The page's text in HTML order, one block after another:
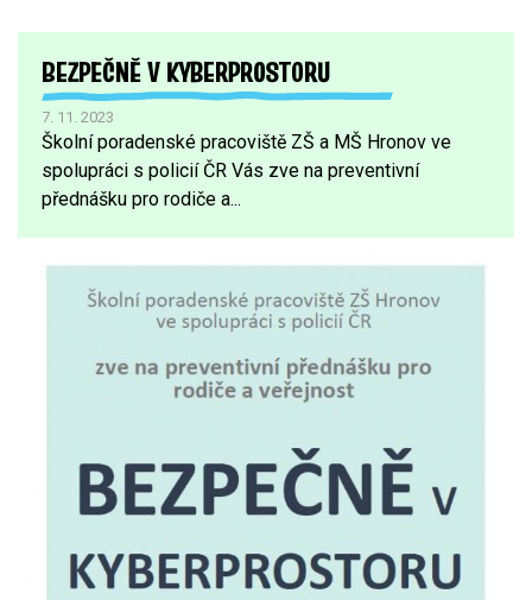
BEZPEČNĚ V KYBERPROSTORU
7. 11. 2023
Školní poradenské pracoviště ZŠ a MŠ Hronov ve
spolupráci s policií ČR Vás zve na preventivní
přednášku pro rodiče a...